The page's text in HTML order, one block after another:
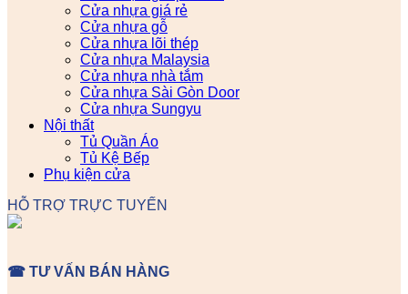
Cửa nhựa giá rẻ
Cửa nhựa gỗ
Cửa nhựa lõi thép
Cửa nhựa Malaysia
Cửa nhựa nhà tắm
Cửa nhựa Sài Gòn Door
Cửa nhựa Sungyu
Nội thất
Tủ Quần Áo
Tủ Kệ Bếp
Phụ kiện cửa
HỖ TRỢ TRỰC TUYẾN
☎ TƯ VẤN BÁN HÀNG